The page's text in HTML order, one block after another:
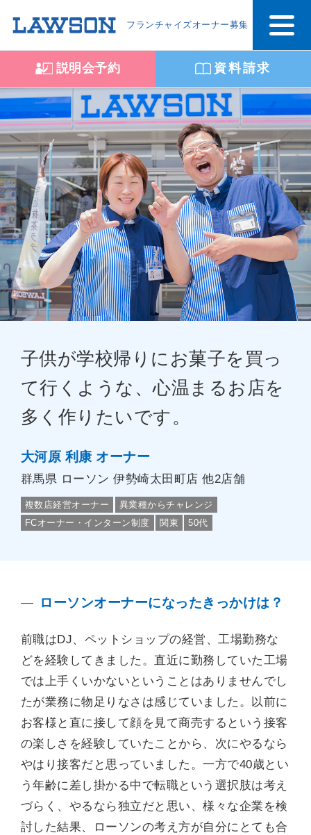
フランチャイズオーナー募集
説明会予約 資料請求
子供が学校帰りにお菓子を買っ
て行くような、心温まるお店を
多く作りたいです。
大河原 利康 オーナー
群馬県 ローソン 伊勢崎太田町店 他2店舗
複数店経営オーナー
異業種からチャレンジ
FCオーナー・インターン制度
関東 50代
ローソンオーナーになったきっかけは？
前職はDJ、ペットショップの経営、工場勤務な
どを経験してきました。直近に勤務していた工場
では上手くいかないということはありませんでし
たが業務に物足りなさは感じていました。以前に
お客様と直に接して顔を見て商売するという接客
の楽しさを経験していたことから、次にやるなら
やはり接客だと思っていました。一方で40歳とい
う年齢に差し掛かる中で転職という選択肢は考え
づらく、やるなら独立だと思い、様々な企業を検
討した結果、ローソンの考え方が自分にとても合